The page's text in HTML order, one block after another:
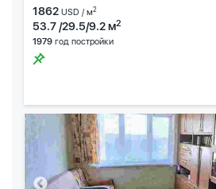
1862 USD / м2
53.7 /29.5/9.2 м2
1979 год постройки